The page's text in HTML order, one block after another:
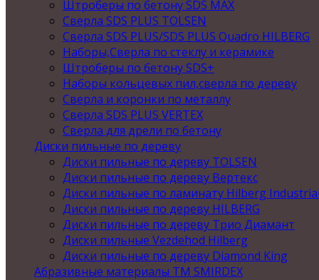
Штроберы по бетону SDS MAX
Сверла SDS PLUS TOLSEN
Сверла SDS PLUS/SDS PLUS Quadro HILBERG
Наборы,Сверла по стеклу и керамике
Штроберы по бетону SDS+
Наборы кольцевых пил,сверла по дереву
Сверла и коронки по металлу
Сверла SDS PLUS VERTEX
Сверла для дрели по бетону
Диски пильные по дереву
Диски пильные по дереву TOLSEN
Диски пильные по дереву Вертекс
Диски пильные по ламинату Hilberg
Диски пильные по дереву HILBERG
Диски пильные по дереву Трио Диамант
Диски пильные Vezdehod Hilberg
Диски пильные по дереву Diamond King
Абразивные материалы ТМ SMIRDEX